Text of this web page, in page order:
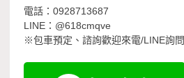
電話：0928713687
LINE：@618cmqve
※包車預定、諮詢歡迎來電/LINE詢問